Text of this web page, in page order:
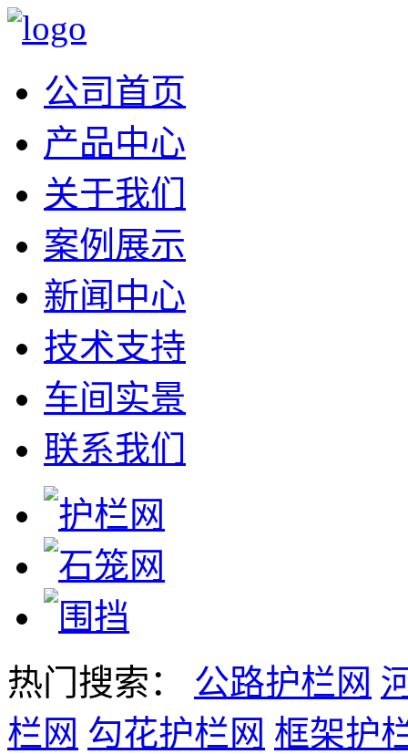
公司首页
产品中心
关于我们
案例展示
新闻中心
技术支持
车间实景
联系我们
热门搜索： 公路护栏网
栏网 勾花护栏网 框架护